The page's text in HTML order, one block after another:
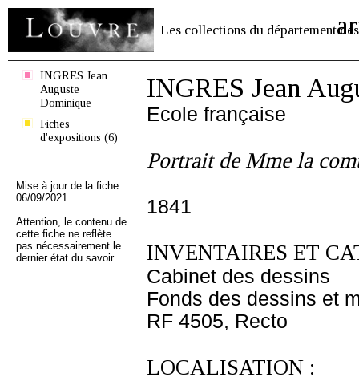
Les collections du département des
INGRES Jean
Auguste
Dominique
Fiches
d'expositions (6)
Mise à jour de la fiche
06/09/2021
Attention, le contenu de
cette fiche ne reflète
pas nécessairement le
dernier état du savoir.
INGRES Jean
Ecole française
Portrait de Mme la
1841
INVENTAIRES ET
Cabinet des dessins
Fonds des dessins et
RF 4505, Recto
LOCALISATION :